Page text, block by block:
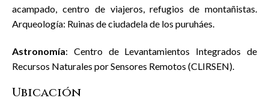
acampado, centro de viajeros, refugios de montañistas.
Arqueología: Ruinas de ciudadela de los puruháes.
Astronomía: Centro de Levantamientos Integrados de
Recursos Naturales por Sensores Remotos (CLIRSEN).
Ubicación